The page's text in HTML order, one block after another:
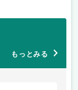
もっとみる